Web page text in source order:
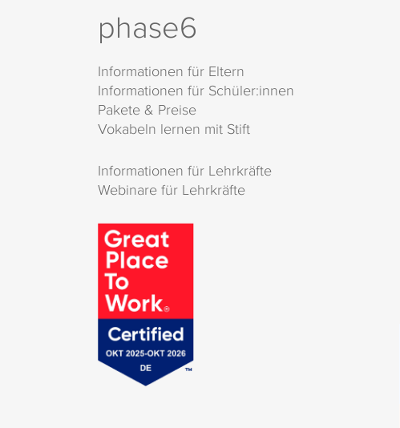
phase6
Informationen für Eltern
Informationen für Schüler:innen
Pakete & Preise
Vokabeln lernen mit Stift
Informationen für Lehrkräfte
Webinare für Lehrkräfte